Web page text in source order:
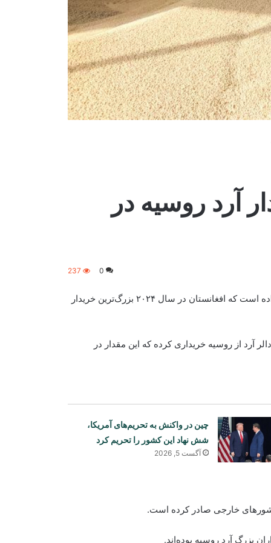
آرد روسیه در
0
237
خبرگزاری رویترز به نقل از اداره صادرات و زراعت روسیه گزارش داده است که افغانستان در سال ۲۰۲۴ بزرگ‌ترین خریدار
افغانستان در سال ۲۰۲۴ به ارزش ۸۰ میلیون دالر آرد از روسیه خریداری کرده که این مقدار در
چین در واکنش به تحریم‌های آمریکا،
شش نهاد این کشور را تحریم کرد
آگست 5, 2026
بزرگ آرد روسیه بوده‌اند.
صنعت‌کار عودت‌کننده از پاکستان